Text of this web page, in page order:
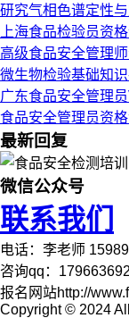
研究气相色谱定性
上海食品检验员资
高级食品安全管理
微生物检验基础知
广东食品安全管理
食品安全管理员资
最新回复
微信公众号
联系我们
电话：李老师
咨询qq：179663692
报名网站http://
Copyright © 2024